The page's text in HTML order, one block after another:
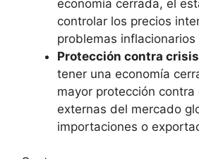
economía cerrada, el
controlar los precios
problemas inflacionarios
Protección contra
tener una economía
mayor protección
externas del mercado
importaciones o